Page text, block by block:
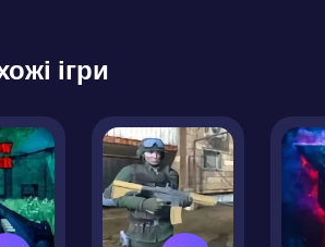
ігри